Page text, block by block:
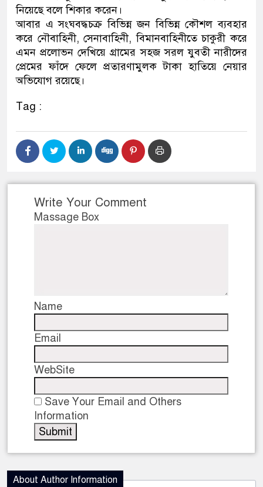
নিয়েছে বলে শিকার করেন।
আবার এ সংঘবদ্ধচক্র বিভিন্ন জন বিভিন্ন কৌশল ব্যবহার
করে নৌবাহিনী, সেনাবাহিনী, বিমানবাহিনীতে চাকুরী করে
এমন প্রলোভন দেখিয়ে গ্রামের সহজ সরল যুবতী নারীদের
প্রেমের ফাঁদে ফেলে প্রতারণামুলক টাকা হাতিয়ে নেয়ার
অভিযোগ রয়েছে।
Tag :
Write Your Comment
Massage Box
Name
Email
WebSite
Save Your Email and Others
Information
About Author Information